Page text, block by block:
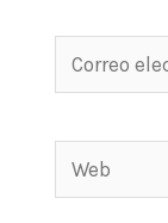
Correo
electrónico*
Web